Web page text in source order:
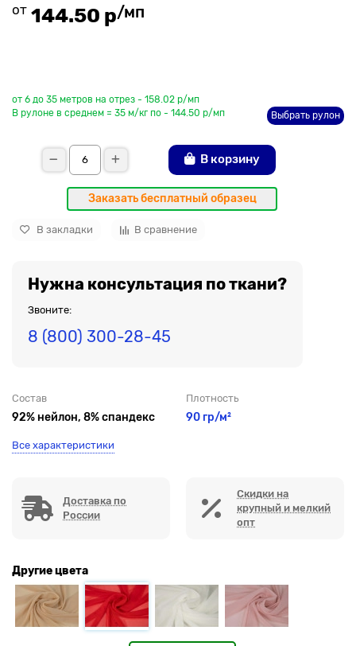
от 144.50 р/мп
от 6 до 35 метров на отрез - 158.02 р/мп
В рулоне в среднем = 35 м/кг по - 144.50 р/мп
Выбрать рулон
В корзину
Заказать бесплатный образец
В закладки В сравнение
Нужна консультация по ткани?
Звоните:
8 (800) 300-28-45
Состав
92% нейлон, 8% спандекс
Плотность
90 гр/м²
Все характеристики
Доставка по
России
Скидки на
крупный и мелкий
опт
Другие цвета